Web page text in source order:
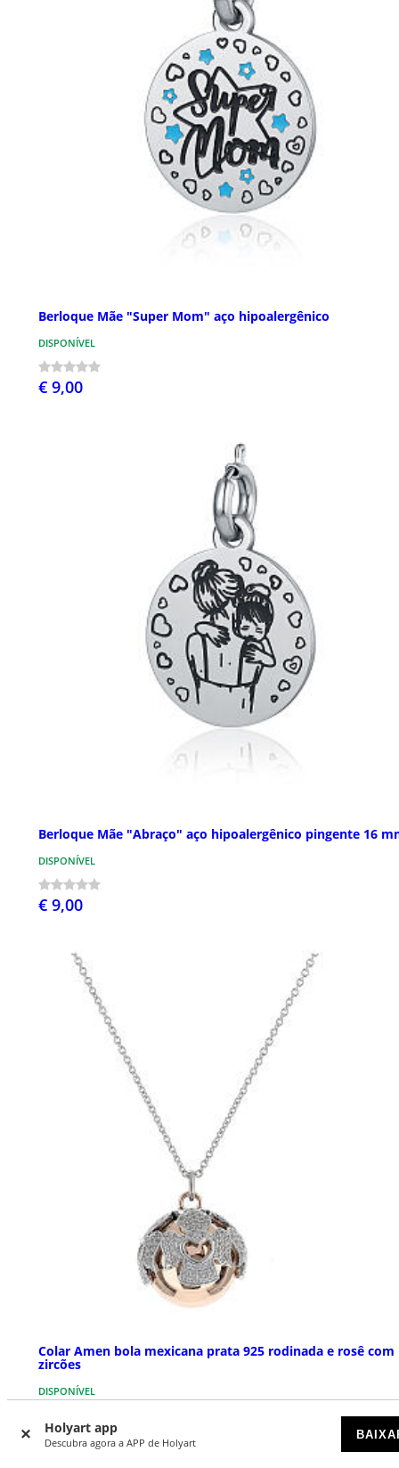
Holyart app
Descubra agora a APP de Holyart
Berloque Mãe "Super Mom" aço hipoalergênico
DISPONÍVEL
€ 9,00
Berloque Mãe "Abraço" aço hipoalergênico pingente 16
DISPONÍVEL
€ 9,00
Colar Amen bola mexicana prata 925 rodinada e rosê com
zircões
DISPONÍVEL
€ 129,90